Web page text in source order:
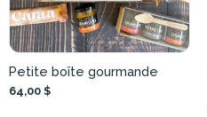
Petite boîte gourmande
64,00 $